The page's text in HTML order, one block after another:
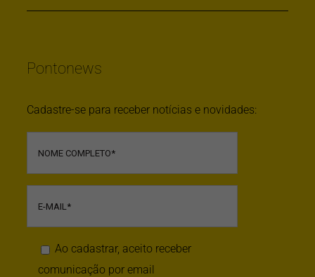
Pontonews
Cadastre-se para receber notícias e novidades:
Ao cadastrar, aceito receber
comunicação por email